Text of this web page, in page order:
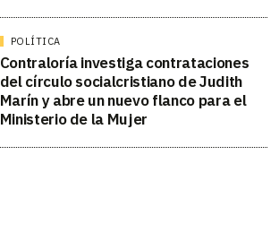
POLÍTICA
Contraloría investiga contrataciones
del círculo socialcristiano de Judith
Marín y abre un nuevo flanco para el
Ministerio de la Mujer